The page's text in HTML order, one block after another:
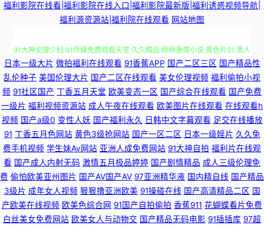
福利影院在线看|福利影院在线入口|福利影院最新版|福利诱惑视频导航|
福利源资源站|福利院在线观看 网站地图
站一区 国产日韩在 麻豆九十一看片 欧美日韩亚洲色色 丝袜女同 香蕉视频黄
车震 91n免费在线视频 豆花祝频 91黄色探花视频 91麻豆人妻有码中出 日韩
AV资源在线共享 91精选国产 中日韩欧美aa黄色片 91丝瓜视频免费导航
www第一久久 东方操逼网 国产成人综合在线 九色入口 九九热视 黑丝美女
自慰网站 女忧在线观看 欧美日韩午夜福利影院 人人干16p 婷婷午夜 亚洲成
日本一级大片 微拍福利在线观看 91香蕉APP 国产二区三区 国产精品性
乱伦种子 美国伦理大片 国产二区在线观看 美女伦理视频 福利偷拍小视
频 91社区国产 丁香五月天堂 欧美变态一区 国产综合在线观看 国产免费
一级片 福利视频资源站 成人午夜在线观看 欧美图片在线观看 在线观看h
视频 国产a级0 变性人妖 国产福利永久 日韩中文字幕观看 足交在线播放
91 丁香五月色网站 黄色3级抢网站 国产一区二区 日本一级婬片 久久免
费手机视频 学生妹Av网站 亚洲人成免费网站 91大神自拍 福利片在线观
看 国产成人内射无码 激情五月极品婷婷 国产剧情精品 成人三级伦理免
费 偷怕欧美亚州图片 国产AV国产AV 97亚洲精华液 国内精自线 国产精品
3级片 成年女人视频 狠狠撸亚洲欧美 91操碰在线 国产高清精品二区 国
产欧美在线视频 欧美色综合网 91国产自拍偷拍 香蕉911 花蝴蝶看片免费
白丝美女免费网站 欧美女人与动物交 国产精品无码电影 91插插库 97超